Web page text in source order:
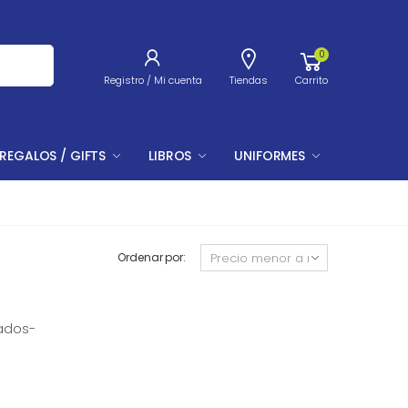
Registro / Mi cuenta Tiendas
0
Carrito
REGALOS / GIFTS LIBROS UNIFORMES
Ordenar por: